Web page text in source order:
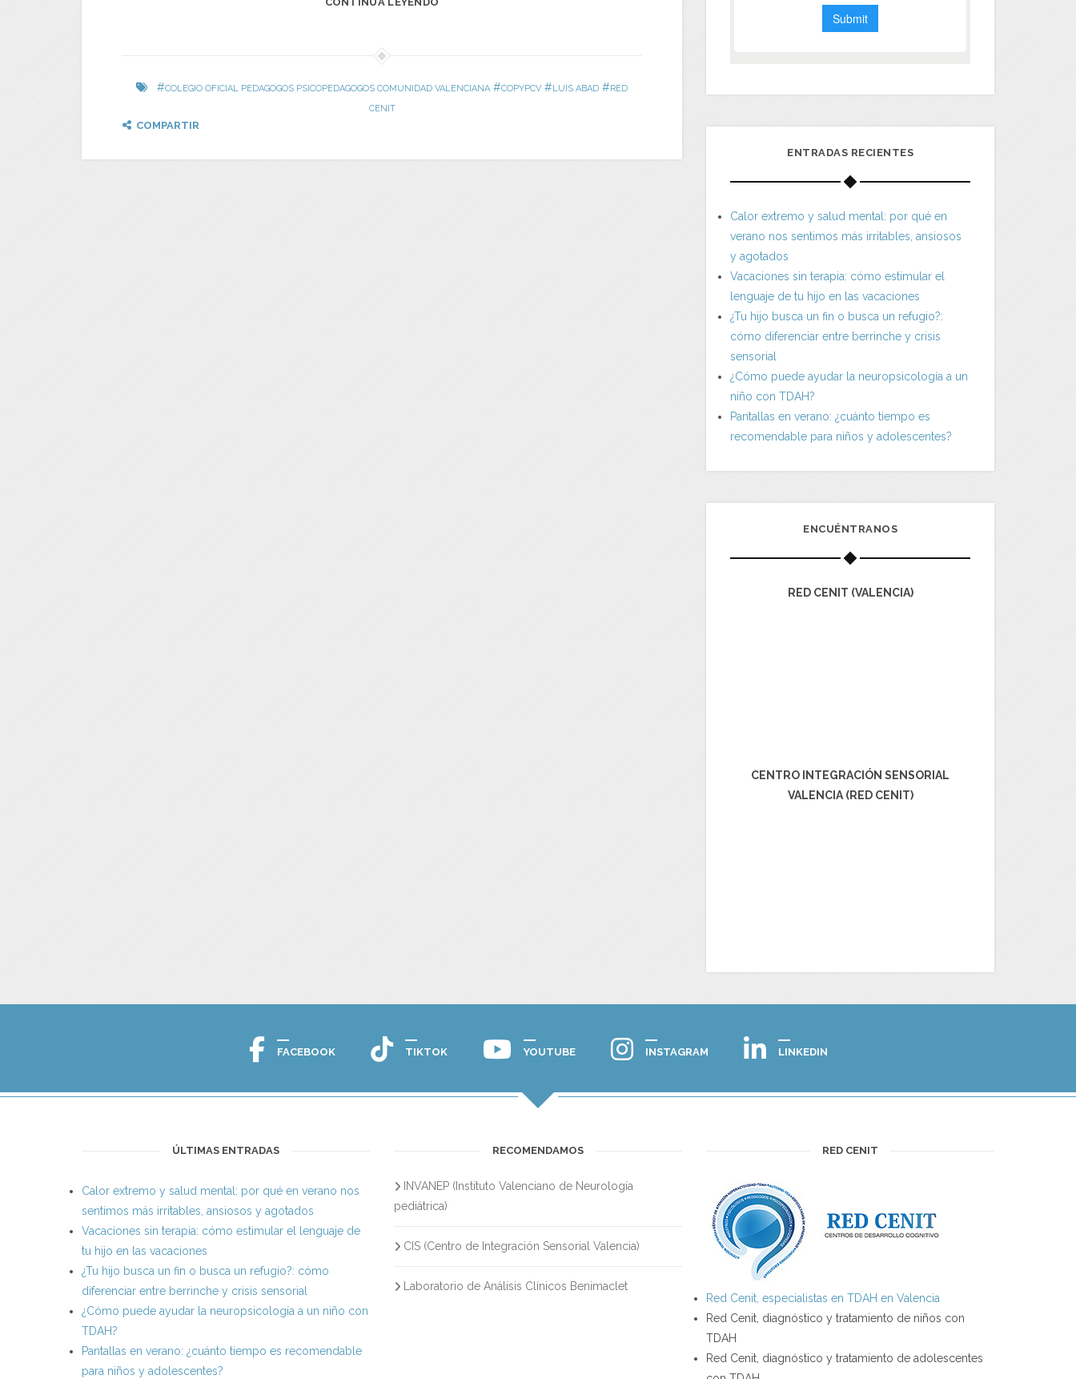
#COLEGIO OFICIAL PEDAGOGOS PSICOPEDAGOGOS COMUNIDAD VALENCIANA #COPYPCV #LUIS ABAD #RED
CENIT
COMPARTIR
ENTRADAS RECIENTES
Calor extremo y salud mental: por qué en
verano nos sentimos más irritables, ansiosos
y agotados
Vacaciones sin terapia: cómo estimular el
lenguaje de tu hijo en las vacaciones
¿Tu hijo busca un fin o busca un refugio?:
cómo diferenciar entre berrinche y crisis
sensorial
¿Cómo puede ayudar la neuropsicología a un
niño con TDAH?
Pantallas en verano: ¿cuánto tiempo es
recomendable para niños y adolescentes?
ENCUÉNTRANOS
RED CENIT (VALENCIA)
CENTRO INTEGRACIÓN SENSORIAL
VALENCIA (RED CENIT)
FACEBOOK TIKTOK YOUTUBE INSTAGRAM LINKEDIN
ÚLTIMAS ENTRADAS
Calor extremo y salud mental: por qué en verano nos
sentimos más irritables, ansiosos y agotados
Vacaciones sin terapia: cómo estimular el lenguaje de
tu hijo en las vacaciones
¿Tu hijo busca un fin o busca un refugio?: cómo
diferenciar entre berrinche y crisis sensorial
¿Cómo puede ayudar la neuropsicología a un niño con
TDAH?
Pantallas en verano: ¿cuánto tiempo es recomendable
para niños y adolescentes?
RECOMENDAMOS
INVANEP (Instituto Valenciano de Neurología
pediátrica)
CIS (Centro de Integración Sensorial Valencia)
Laboratorio de Análisis Clínicos Benimaclet
RED CENIT
Red Cenit, especialistas en TDAH en Valencia
Red Cenit, diagnóstico y tratamiento de niños con
TDAH
Red Cenit, diagnóstico y tratamiento de adolescentes